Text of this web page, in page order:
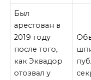
Был
арестован в
2019 году
после того,
как Эквадор
отозвал у